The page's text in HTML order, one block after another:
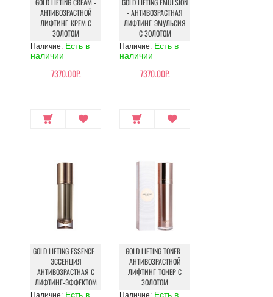
GOLD LIFTING CREAM -
АНТИВОЗРАСТНОЙ
ЛИФТИНГ-КРЕМ С
ЗОЛОТОМ
Наличие: Есть в
наличии
7370.00Р.
GOLD LIFTING EMULSION
- АНТИВОЗРАСТНАЯ
ЛИФТИНГ-ЭМУЛЬСИЯ
С ЗОЛОТОМ
Наличие: Есть в
наличии
7370.00Р.
GOLD LIFTING ESSENCE -
ЭССЕНЦИЯ
АНТИВОЗРАСТНАЯ С
ЛИФТИНГ-ЭФФЕКТОМ
Наличие: Есть в
GOLD LIFTING TONER -
АНТИВОЗРАСТНОЙ
ЛИФТИНГ-ТОНЕР С
ЗОЛОТОМ
Наличие: Есть в